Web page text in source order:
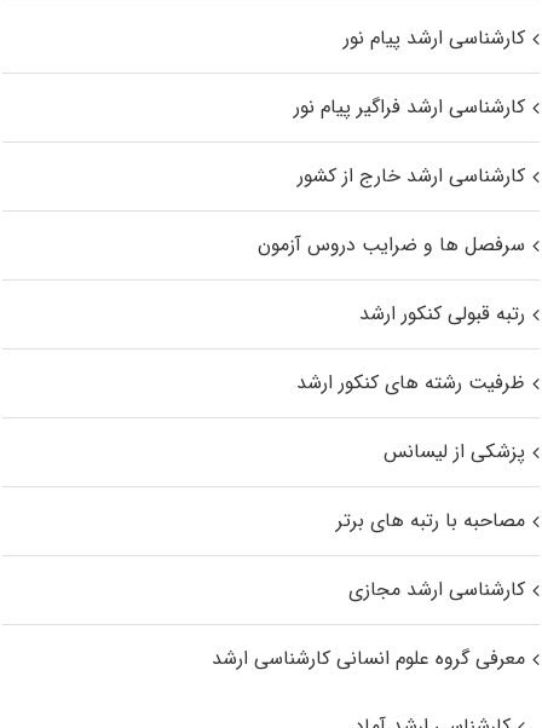
کارشناسی ارشد پیام نور
کارشناسی ارشد فراگیر پیام نور
کارشناسی ارشد خارج از کشور
سرفصل ها و ضرایب دروس آزمون
رتبه قبولی کنکور ارشد
ظرفیت رشته های کنکور ارشد
پزشکی از لیسانس
مصاحبه با رتبه های برتر
کارشناسی ارشد مجازی
معرفی گروه علوم انسانی کارشناسی ارشد